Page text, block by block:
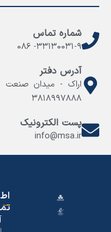
شماره تماس
۳۳۱۳۰۰۳۱-۹- ۰۸۶
آدرس دفتر
اراک - میدان صنعت
۳۸۱۸۹۹۷۸۸۸
پست الکترونیک
info@msa.ir